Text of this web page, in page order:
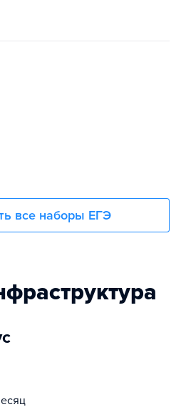
все наборы ЕГЭ